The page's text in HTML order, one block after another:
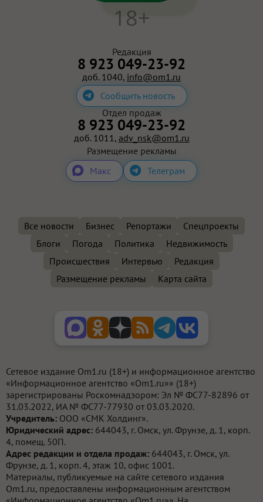
Редакция
8 923 049-23-92
доб. 1040, info@om1.ru
Сообщить новость
18+
Отдел продаж
8 923 049-23-92
доб. 1011, adv_nsk@om1.ru
Размещение рекламы
Макс
Телеграм
Все новости Бизнес Репортажи
Спецпроекты
Блоги
Погода Политика
Недвижимость
Происшествия
Интервью
Редакция
Размещение рекламы
Карта сайта
Сетевое издание Om1.ru (18+) и информационное агентство
«Информационное агентство «Om1.ru»» (18+)
зарегистрированы Роскомнадзором: Эл № ФС77-82896 от
31.03.2022, ИА № ФС77-77930 от 03.03.2020.
Учредитель: ООО «СМК Холдинг».
Юридический адрес: 644043, г. Омск, ул. Фрунзе, д. 1, корп.
4, помещ. 50П.
Адрес редакции и отдела продаж: 644043, г. Омск, ул.
Фрунзе, д. 1, корп. 4, этаж 10, офис 1001.
Материалы, публикуемые на сайте сетевого издания
Om1.ru, предоставлены информационным агентством